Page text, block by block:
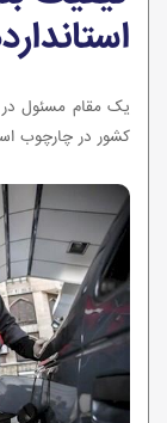
یک مقام مسئول در
کشور در چارچوب